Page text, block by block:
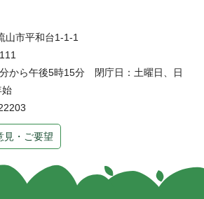
山市平和台1-1-1
から午後5時15分 閉庁日：土曜日、日
始
見・ご要望